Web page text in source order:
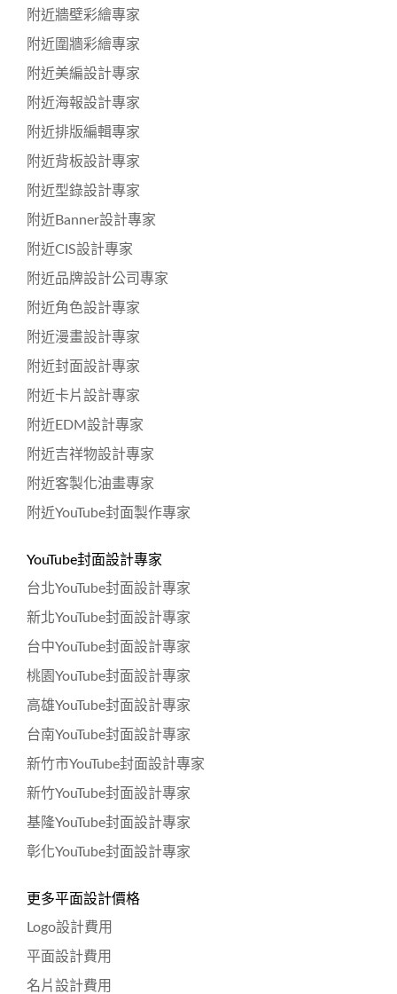
附近牆壁彩繪專家
附近圍牆彩繪專家
附近美編設計專家
附近海報設計專家
附近排版編輯專家
附近背板設計專家
附近型錄設計專家
附近Banner設計專家
附近CIS設計專家
附近品牌設計公司專家
附近角色設計專家
附近漫畫設計專家
附近封面設計專家
附近卡片設計專家
附近EDM設計專家
附近吉祥物設計專家
附近客製化油畫專家
附近YouTube封面製作專家
YouTube封面設計專家
台北YouTube封面設計專家
新北YouTube封面設計專家
台中YouTube封面設計專家
桃園YouTube封面設計專家
高雄YouTube封面設計專家
台南YouTube封面設計專家
新竹市YouTube封面設計專家
新竹YouTube封面設計專家
基隆YouTube封面設計專家
彰化YouTube封面設計專家
更多平面設計價格
Logo設計費用
平面設計費用
名片設計費用